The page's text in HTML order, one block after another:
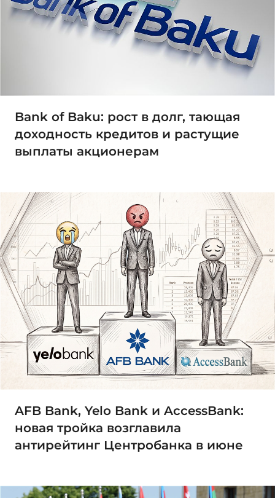
Bank of Baku: рост в долг, тающая
доходность кредитов и растущие
выплаты акционерам
AFB Bank, Yelo Bank и AccessBank:
новая тройка возглавила
антирейтинг Центробанка в июне